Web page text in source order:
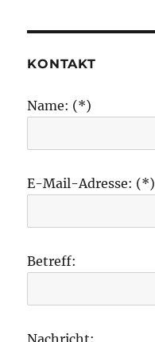
KONTAKT
Name: (*)
E-Mail-Adresse: (*)
Betreff:
Nachricht: